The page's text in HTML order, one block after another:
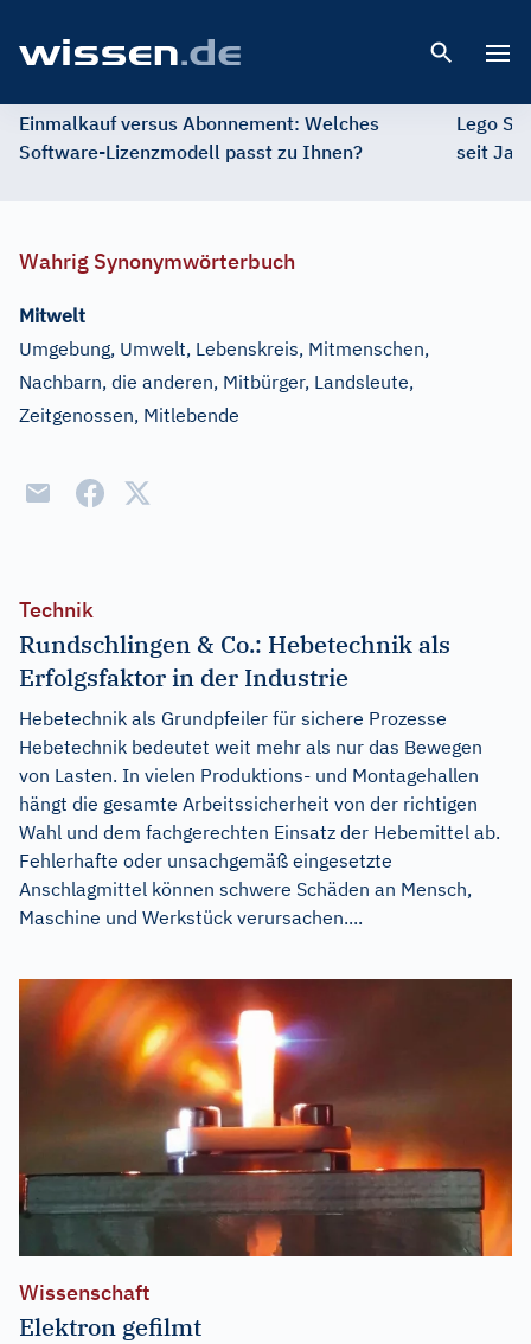
Einmalkauf versus Abonnement: Welches
Software-Lizenzmodell passt zu Ihnen?
Lego
seit
Wahrig Synonymwörterbuch
Mitwelt
Umgebung, Umwelt, Lebenskreis, Mitmenschen,
Nachbarn, die anderen, Mitbürger, Landsleute,
Zeitgenossen, Mitlebende
Technik
Rundschlingen & Co.: Hebetechnik als
Erfolgsfaktor in der Industrie
Hebetechnik als Grundpfeiler für sichere Prozesse
Hebetechnik bedeutet weit mehr als nur das Bewegen
von Lasten. In vielen Produktions- und Montagehallen
hängt die gesamte Arbeitssicherheit von der richtigen
Wahl und dem fachgerechten Einsatz der Hebemittel ab.
Fehlerhafte oder unsachgemäß eingesetzte
Anschlagmittel können schwere Schäden an Mensch,
Maschine und Werkstück verursachen....
Wissenschaft
Elektron gefilmt